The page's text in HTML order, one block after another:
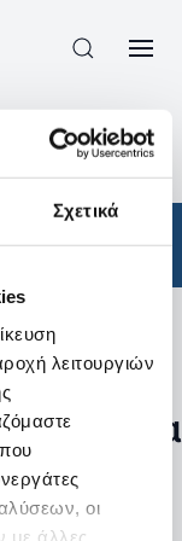
Σχετικά
λειτουργιών
οι
με άλλες
με τα